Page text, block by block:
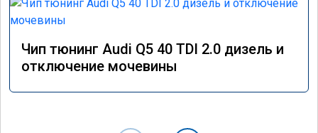
Чип тюнинг Audi Q5 40 TDI 2.0 дизель и
отключение мочевины